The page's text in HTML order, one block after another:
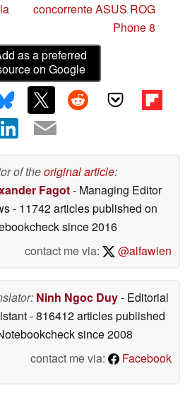
concorrente ASUS ROG
Phone 8
as a preferred
on Google
of theoriginal article:
Fagot- Managing Editor
- 11742 articles published on
since 2016
contact me via:
@alfawien
Ninh Ngoc Duy- Editorial
- 816412 articles published
since 2008
contact me via:
Facebook